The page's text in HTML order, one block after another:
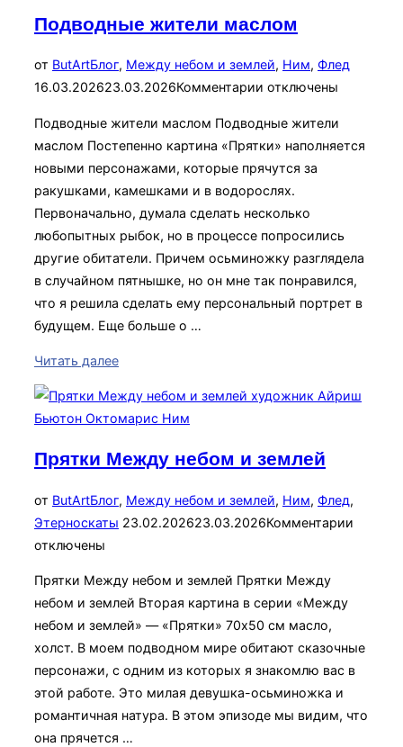
Подводные жители маслом
от ButArtБлог, Между небом и землей, Ним, Флед
16.03.202623.03.2026Комментарии отключены
Подводные жители маслом Подводные жители
маслом Постепенно картина «Прятки» наполняется
новыми персонажами, которые прячутся за
ракушками, камешками и в водорослях.
Первоначально, думала сделать несколько
любопытных рыбок, но в процессе попросились
другие обитатели. Причем осьминожку разглядела
в случайном пятнышке, но он мне так понравился,
что я решила сделать ему персональный портрет в
будущем. Еще больше о …
Читать далее«Подводные
маслом»
Прятки Между небом и землей
от ButArtБлог, Между небом и землей, Ним, Флед,
Этерноскаты Опубликовано
23.02.202623.03.2026Комментарии
отключены
Прятки Между небом и землей Прятки Между
небом и землей Вторая картина в серии «Между
небом и землей» — «Прятки» 70х50 см масло,
холст. В моем подводном мире обитают сказочные
персонажи, с одним из которых я знакомлю вас в
этой работе. Это милая девушка-осьминожка и
романтичная натура. В этом эпизоде мы видим, что
она прячется …